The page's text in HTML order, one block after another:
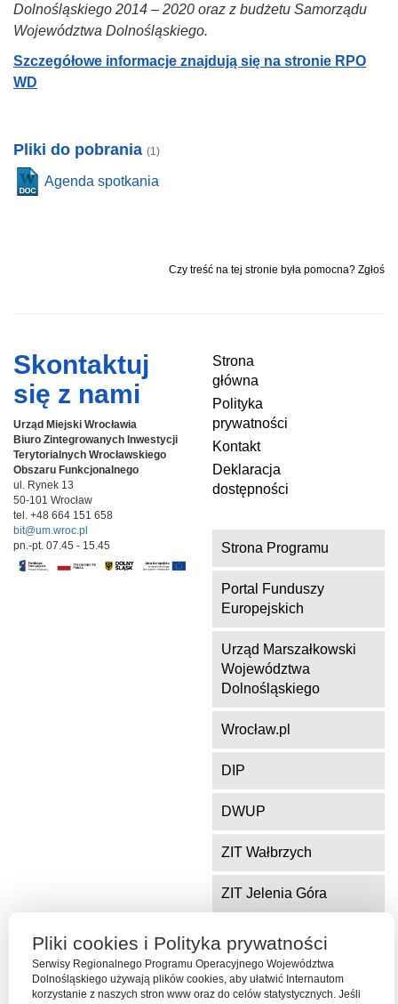
Dolnośląskiego 2014 – 2020 oraz z budżetu Samorządu
Województwa Dolnośląskiego.
Szczegółowe informacje znajdują się na stronie RPO
WD
Pliki do pobrania (1)
Agenda spotkania
Czy treść na tej stronie była pomocna? Zgłoś
Skontaktuj
się z nami
Urząd Miejski Wrocławia
Biuro Zintegrowanych Inwestycji
Terytorialnych Wrocławskiego
Obszaru Funkcjonalnego
ul. Rynek 13
50-101 Wrocław
tel. +48 664 151 658
bit@um.wroc.pl
pn.-pt. 07.45 - 15.45
Strona
główna
Polityka
prywatności
Kontakt
Deklaracja
dostępności
Strona Programu
Portal Funduszy
Europejskich
Urząd Marszałkowski
Województwa
Dolnośląskiego
Wrocław.pl
DIP
DWUP
ZIT Wałbrzych
ZIT Jelenia Góra
Serwis współfinansowany ze środków Funduszu Spójności Unii
Europejskiej w ramach Programu Operacyjnego Pomoc Techniczna
2014-2020
Pliki cookies i Polityka prywatności
Serwisy Regionalnego Programu Operacyjnego Województwa
Dolnośląskiego używają plików cookies, aby ułatwić Internautom
korzystanie z naszych stron www oraz do celów statystycznych. Jeśli